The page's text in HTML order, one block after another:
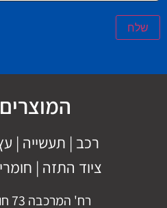
שלח
רכב | תעשייה |
ציוד התזה |
רח' המרכבה 73 חולון 5885140